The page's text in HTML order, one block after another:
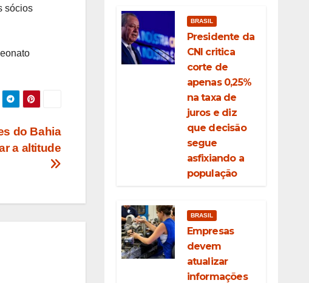
sócios
do Bahia
a altitude
BRASIL
Presidente da
CNI critica
corte de
apenas 0,25%
na taxa de
juros e diz
que decisão
segue
asfixiando a
população
BRASIL
Empresas
devem
atualizar
informações